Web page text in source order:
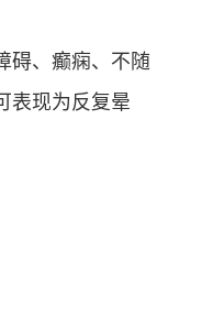
碍、癫痫、不随
表现为反复晕